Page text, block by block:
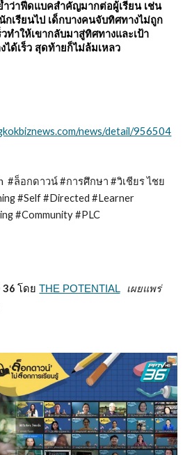
ว่าฟีดแบคสำคัญมากต่อผู้เรียน เช่น
กเรียนไป เด็กบางคนจับทิศทางไม่ถูก
ทำให้เขากลับมาสู่ทิศทางและเป้า
ด้เร็ว สุดท้ายก็ไม่ล้มเหลว
news/detail/956504
#ล็อกดาวน์ #การศึกษา #วิเชียร ไชย
#Self #Directed #Learner
#Community #PLC
36โดย THE POTENTIAL
เผยแพร่